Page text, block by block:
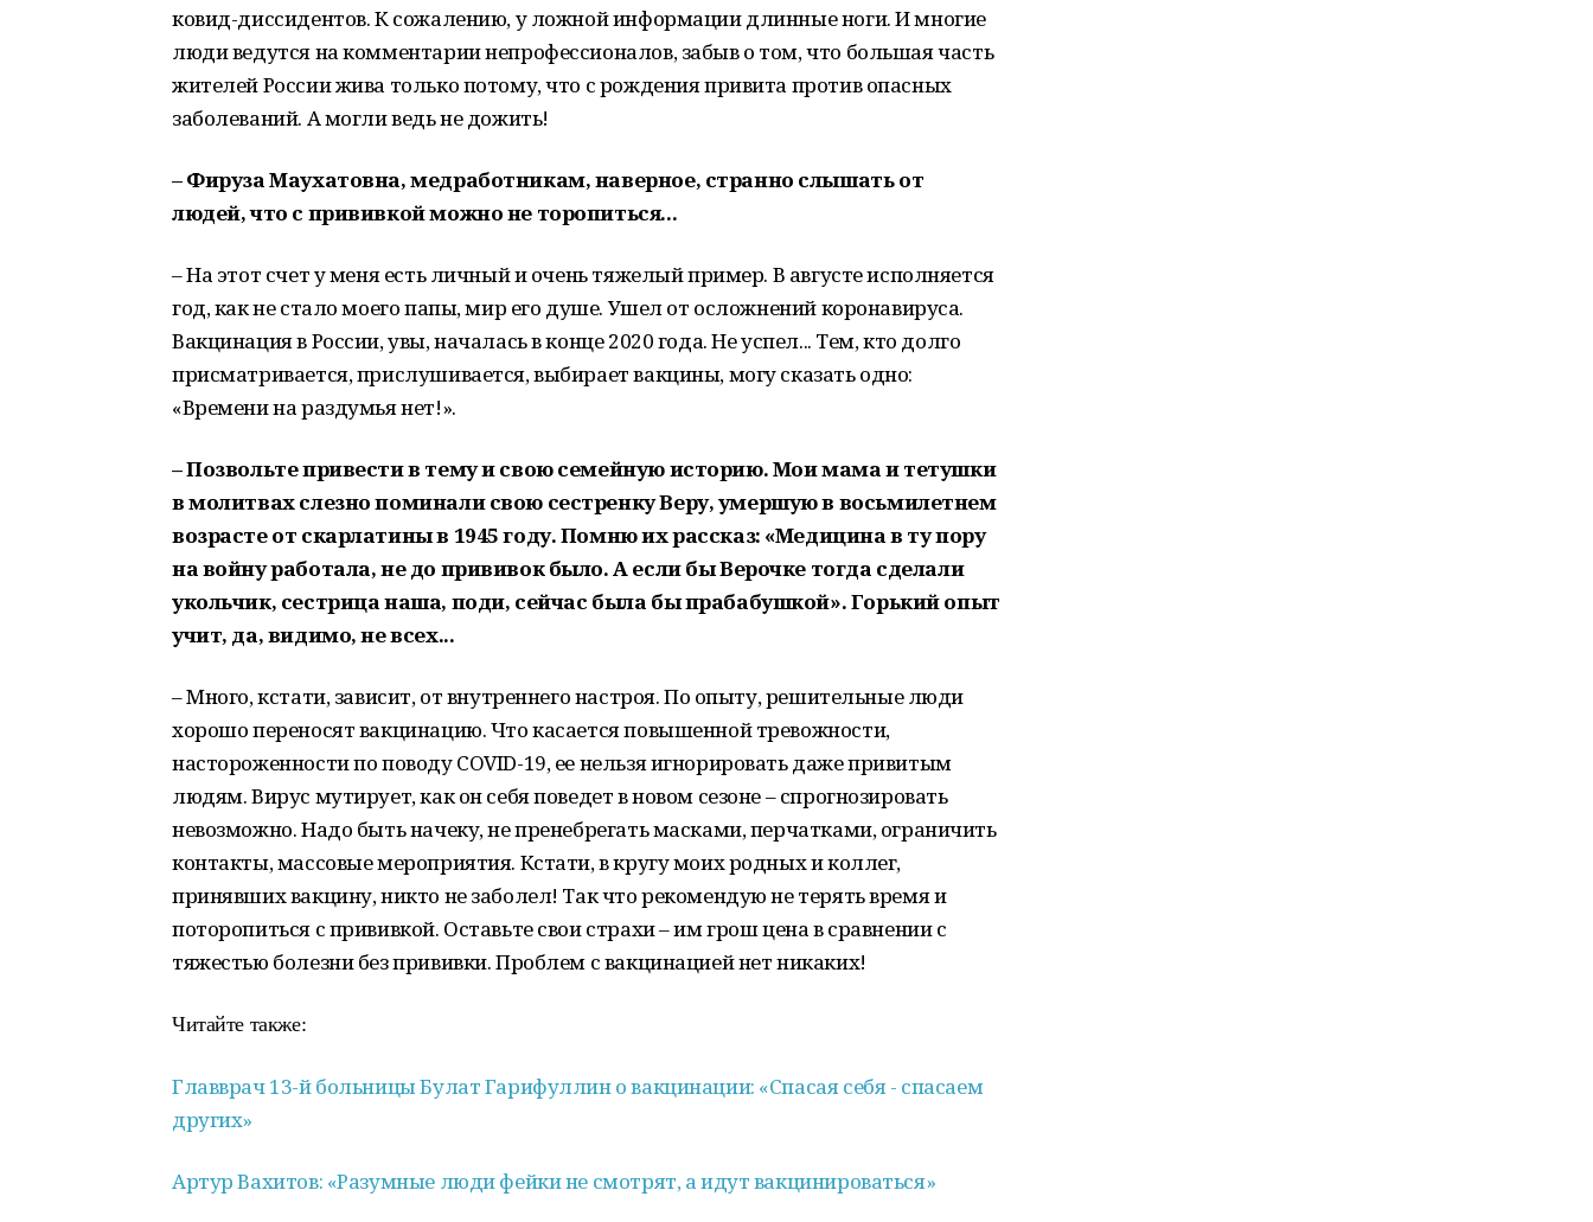
ковид-диссидентов. К сожалению, у ложной информации длинные ноги. И многие
люди ведутся на комментарии непрофессионалов, забыв о том, что большая часть
жителей России жива только потому, что с рождения привита против опасных
заболеваний. А могли ведь не дожить!
– Фируза Маухатовна, медработникам, наверное, странно слышать от
людей, что с прививкой можно не торопиться...
– На этот счет у меня есть личный и очень тяжелый пример. В августе исполняется
год, как не стало моего папы, мир его душе. Ушел от осложнений коронавируса.
Вакцинация в России, увы, началась в конце 2020 года. Не успел... Тем, кто долго
присматривается, прислушивается, выбирает вакцины, могу сказать одно:
«Времени на раздумья нет!».
– Позвольте привести в тему и свою семейную историю. Мои мама и тетушки
в молитвах слезно поминали свою сестренку Веру, умершую в восьмилетнем
возрасте от скарлатины в 1945 году. Помню их рассказ: «Медицина в ту пору
на войну работала, не до прививок было. А если бы Верочке тогда сделали
укольчик, сестрица наша, поди, сейчас была бы прабабушкой». Горький опыт
учит, да, видимо, не всех...
– Много, кстати, зависит, от внутреннего настроя. По опыту, решительные люди
хорошо переносят вакцинацию. Что касается повышенной тревожности,
настороженности по поводу COVID-19, ее нельзя игнорировать даже привитым
людям. Вирус мутирует, как он себя поведет в новом сезоне – спрогнозировать
невозможно. Надо быть начеку, не пренебрегать масками, перчатками, ограничить
контакты, массовые мероприятия. Кстати, в кругу моих родных и коллег,
принявших вакцину, никто не заболел! Так что рекомендую не терять время и
поторопиться с прививкой. Оставьте свои страхи – им грош цена в сравнении с
тяжестью болезни без прививки. Проблем с вакцинацией нет никаких!
Читайте также:
Главврач 13-й больницы Булат Гарифуллин о вакцинации: «Спасая себя - спасаем
других»
Артур Вахитов: «Разумные люди фейки не смотрят, а идут вакцинироваться»